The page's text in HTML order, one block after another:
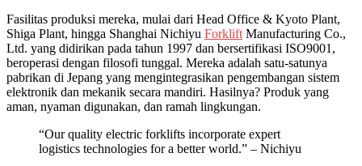
Fasilitas produksi mereka, mulai dari Head Office & Kyoto Plant,
Shiga Plant, hingga Shanghai Nichiyu Forklift Manufacturing Co.,
Ltd. yang didirikan pada tahun 1997 dan bersertifikasi ISO9001,
beroperasi dengan filosofi tunggal. Mereka adalah satu-satunya
pabrikan di Jepang yang mengintegrasikan pengembangan sistem
elektronik dan mekanik secara mandiri. Hasilnya? Produk yang
aman, nyaman digunakan, dan ramah lingkungan.
“Our quality electric forklifts incorporate expert
logistics technologies for a better world.” – Nichiyu